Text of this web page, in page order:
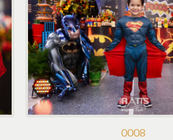
0008